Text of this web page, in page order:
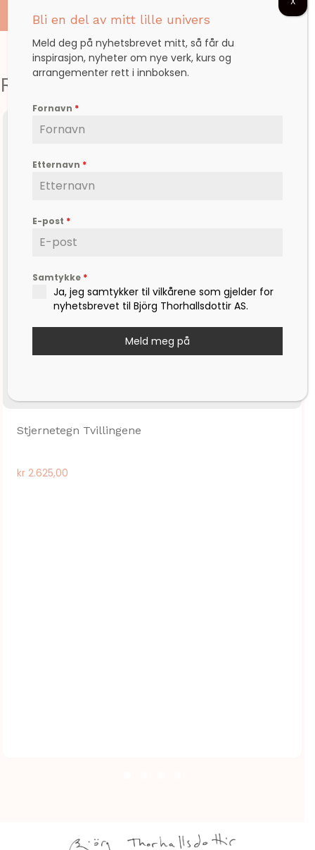
Relaterte produkter
Stjernetegn Tvillingene
kr 2.625,00
Bli en del av mitt lille univers
Meld deg på nyhetsbrevet mitt, så får du
inspirasjon, nyheter om nye verk, kurs og
arrangementer rett i innboksen.
Fornavn *
Etternavn *
E-post *
Samtykke *
Ja, jeg samtykker til vilkårene som gjelder for
nyhetsbrevet til Björg Thorhallsdottir AS.
Meld meg på